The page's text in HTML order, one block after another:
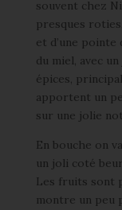
souvent chez
presques
et d’une
du miel, avec
épices,
apportent un
sur une jolie
En bouche on
un joli coté
Les fruits sont
montre un peu